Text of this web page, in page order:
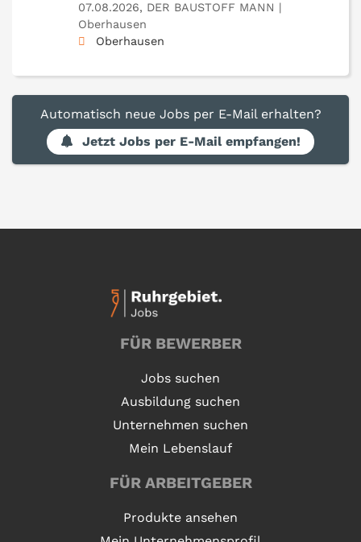
07.08.2026, DER BAUSTOFF MANN |
Oberhausen
Oberhausen
Automatisch neue Jobs per E-Mail erhalten?
Jetzt Jobs per E-Mail empfangen!
FÜR BEWERBER
Jobs suchen
Ausbildung suchen
Unternehmen suchen
Mein Lebenslauf
FÜR ARBEITGEBER
Produkte ansehen